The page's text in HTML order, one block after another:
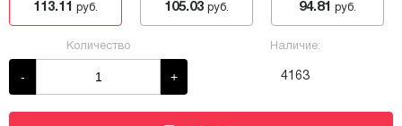
113.11 руб. 105.03 руб. 94.81 руб.
Наличие:
4163
Количество
- +